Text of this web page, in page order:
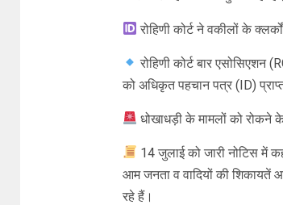
रोहिणी कोर्ट ने वकीलों के
रोहिणी कोर्ट बार
को अधिकृत पहचान पत्र (ID)
धोखाधड़ी के मामलों को रोकने
14 जुलाई को जारी नोटिस में
आम जनता व वादियों की शिकायतें
रहे हैं।